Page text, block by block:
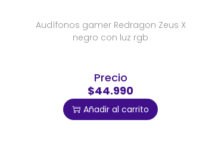
Audífonos gamer Redragon Zeus X
negro con luz rgb
Precio
$44.990
Añadir al carrito